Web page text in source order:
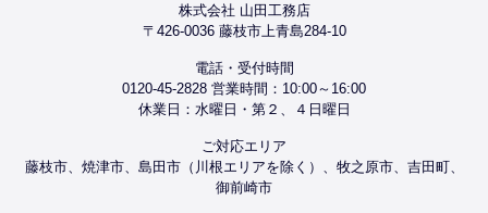
株式会社 山田工務店
〒426-0036 藤枝市上青島284-10
電話・受付時間
0120-45-2828 営業時間：10:00～16:00
休業日：水曜日・第２、４日曜日
ご対応エリア
藤枝市、焼津市、島田市（川根エリアを除く）、牧之原市、吉田町、
御前崎市